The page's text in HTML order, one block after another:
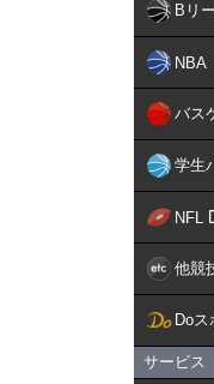
Bリ
NBA
バス
学生
NFL
他競
Doス
サービス